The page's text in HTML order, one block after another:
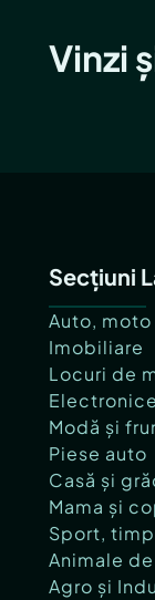
Vinzi
Secțiuni
Auto,
Imobiliare
Locuri de
Modă și
Piese auto
Casă și
Mama și
Sport,
Animale
Agro și